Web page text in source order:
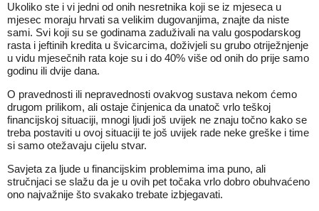
Ukoliko ste i vi jedni od onih nesretnika koji se iz mjeseca u
mjesec moraju hrvati sa velikim dugovanjima, znajte da niste
sami. Svi koji su se godinama zaduživali na valu gospodarskog
rasta i jeftinih kredita u švicarcima, doživjeli su grubo otriježnjenje
u vidu mjesečnih rata koje su i do 40% više od onih do prije samo
godinu ili dvije dana.
O pravednosti ili nepravednosti ovakvog sustava nekom ćemo
drugom prilikom, ali ostaje činjenica da unatoč vrlo teškoj
financijskoj situaciji, mnogi ljudi još uvijek ne znaju točno kako se
treba postaviti u ovoj situaciji te još uvijek rade neke greške i time
si samo otežavaju cijelu stvar.
Savjeta za ljude u financijskim problemima ima puno, ali
stručnjaci se slažu da je u ovih pet točaka vrlo dobro obuhvaćeno
ono najvažnije što svakako trebate izbjegavati.